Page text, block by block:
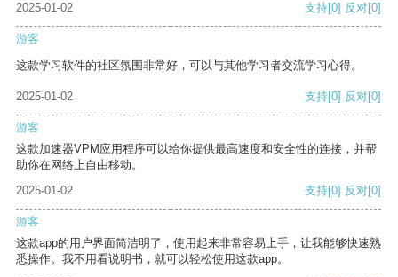
2025-01-02 支持[0] 反对[0]
游客
这款学习软件的社区氛围非常好，可以与其他学习者交流学习心得。
2025-01-02 支持[0] 反对[0]
游客
这款加速器VPM应用程序可以给你提供最高速度和安全性的连接，并帮
助你在网络上自由移动。
2025-01-02
支持[0] 反对[0]
游客
这款app的用户界面简洁明了，使用起来非常容易上手，让我能够快速熟
悉操作。我不用看说明书，就可以轻松使用这款app。